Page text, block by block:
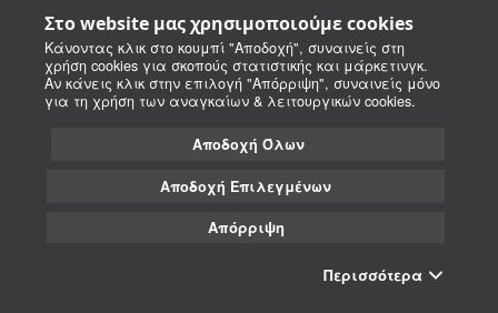
Στο website μας χρησιμοποιούμε cookies
Κάνοντας κλικ στο κουμπί "Αποδοχή", συναινείς στη
χρήση cookies για σκοπούς στατιστικής και μάρκετινγκ.
Αν κάνεις κλικ στην επιλογή "Απόρριψη", συναινείς μόνο
για τη χρήση των αναγκαίων & λειτουργικών cookies.
Αποδοχή Όλων
Αποδοχή Επιλεγμένων
Απόρριψη
Περισσότερα